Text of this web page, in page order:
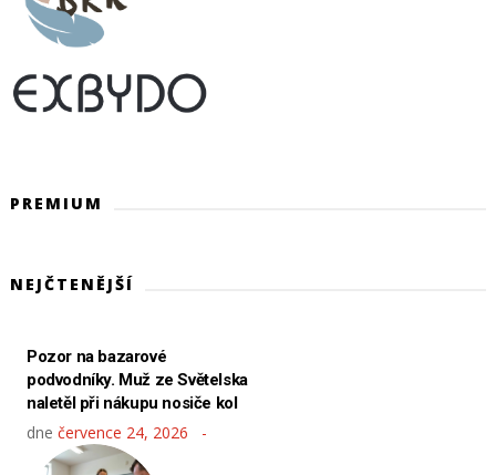
PREMIUM
NEJČTENĚJŠÍ
Pozor na bazarové
podvodníky. Muž ze Světelska
naletěl při nákupu nosiče kol
dne července 24, 2026